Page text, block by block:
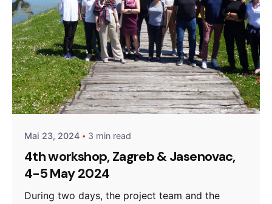
Posted by
admin
Mai 23, 2024 3 min read
4th workshop, Zagreb & Jasenovac,
4-5 May 2024
During two days, the project team and the